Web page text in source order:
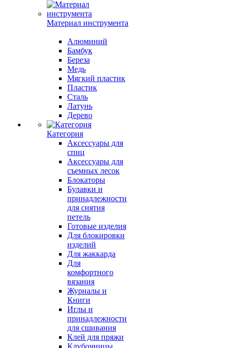
Материал инструмента
Алюминий
Бамбук
Береза
Медь
Мягкий пластик
Пластик
Сталь
Латунь
Дерево
Категория
Аксессуары для
спиц
Аксессуары для
съемных лесок
Блокаторы
Булавки и
принадлежности
для снятия
петель
Готовые изделия
Для блокировки
изделий
Для жаккарда
Для
комфортного
вязания
Журналы и
Книги
Иглы и
принадлежности
для сшивания
Клей для пряжи
Клубочницы